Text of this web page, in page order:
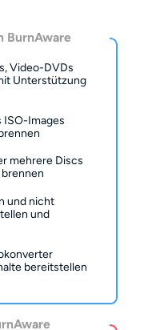
BurnAware
Video-DVDs
Unterstützung
ISO-Images
mehrere Discs
und nicht
und
bereitstellen